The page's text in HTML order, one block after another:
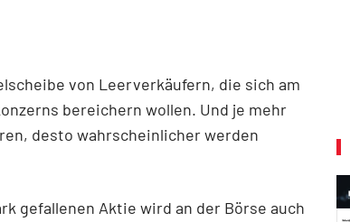
von Leerverkäufern, die sich am
bereichern wollen. Und je mehr
desto wahrscheinlicher werden
gefallenen Aktie wird an der Börse auch